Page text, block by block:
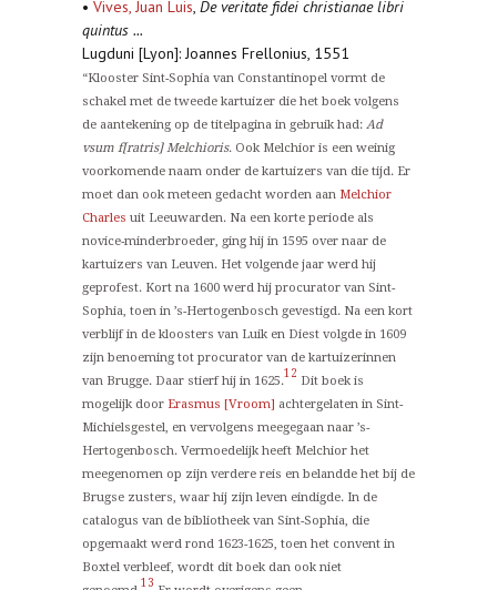
• Vives, Juan Luis, De veritate fidei christianae libri
quintus ...
Lugduni [Lyon]: Joannes Frellonius, 1551
“Klooster Sint-Sophia van Constantinopel vormt de
schakel met de tweede kartuizer die het boek volgens
de aantekening op de titelpagina in gebruik had: Ad
vsum f[ratris] Melchioris. Ook Melchior is een weinig
voorkomende naam onder de kartuizers van die tijd. Er
moet dan ook meteen gedacht worden aan Melchior
Charles uit Leeuwarden. Na een korte periode als
novice-minderbroeder, ging hij in 1595 over naar de
kartuizers van Leuven. Het volgende jaar werd hij
geprofest. Kort na 1600 werd hij procurator van Sint-
Sophia, toen in ’s-Hertogenbosch gevestigd. Na een kort
verblijf in de kloosters van Luik en Diest volgde in 1609
zijn benoeming tot procurator van de kartuizerinnen
van Brugge. Daar stierf hij in 1625.
12
Dit boek is
mogelijk door Erasmus [Vroom] achtergelaten in Sint-
Michielsgestel, en vervolgens meegegaan naar ’s-
Hertogenbosch. Vermoedelijk heeft Melchior het
meegenomen op zijn verdere reis en belandde het bij de
Brugse zusters, waar hij zijn leven eindigde. In de
catalogus van de bibliotheek van Sint-Sophia, die
opgemaakt werd rond 1623-1625, toen het convent in
Boxtel verbleef, wordt dit boek dan ook niet
13